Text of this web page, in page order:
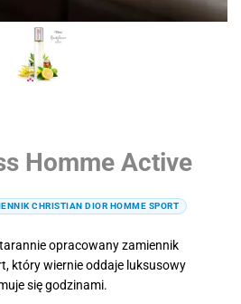
Homme Active
CHRISTIAN DIOR HOMME SPORT
opracowany zamiennik
który wiernie oddaje luksusowy
się godzinami.